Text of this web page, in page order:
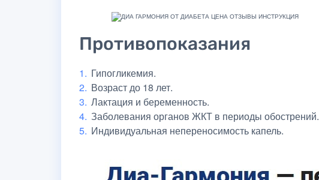
Противопоказания
Гипогликемия.
Возраст до 18 лет.
Лактация и беременность.
Заболевания органов ЖКТ в периоды обострений.
Индивидуальная непереносимость капель.